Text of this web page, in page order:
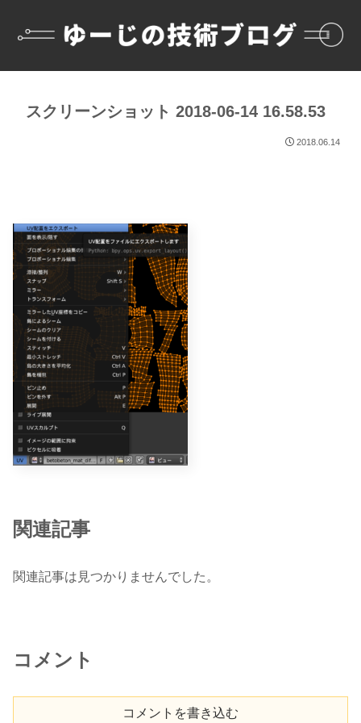
スクリーンショット 2018-06-14 16.58.53
2018.06.14
関連記事
関連記事は見つかりませんでした。
コメント
コメントを書き込む